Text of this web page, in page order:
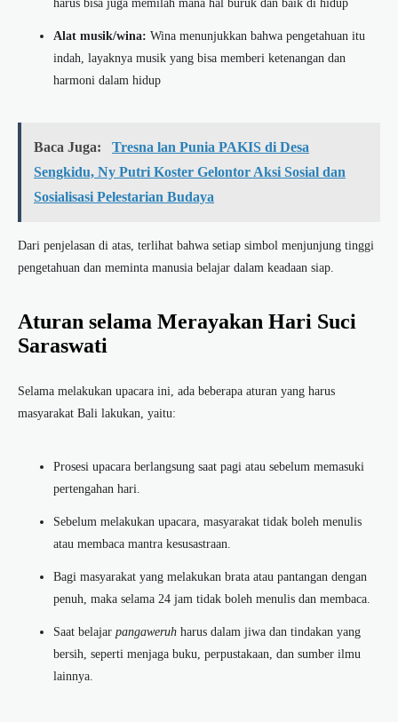
harus bisa juga memilah mana hal buruk dan baik di hidup
Alat musik/wina: Wina menunjukkan bahwa pengetahuan itu
indah, layaknya musik yang bisa memberi ketenangan dan
harmoni dalam hidup
Baca Juga:
Tresna lan Punia PAKIS di Desa
Sengkidu, Ny Putri Koster Gelontor Aksi Sosial dan
Sosialisasi Pelestarian Budaya
Dari penjelasan di atas, terlihat bahwa setiap simbol menjunjung tinggi
pengetahuan dan meminta manusia belajar dalam keadaan siap.
Aturan selama Merayakan Hari Suci
Saraswati
Selama melakukan upacara ini, ada beberapa aturan yang harus
masyarakat Bali lakukan, yaitu:
Prosesi upacara berlangsung saat pagi atau sebelum memasuki
pertengahan hari.
Sebelum melakukan upacara, masyarakat tidak boleh menulis
atau membaca mantra kesusastraan.
Bagi masyarakat yang melakukan brata atau pantangan dengan
penuh, maka selama 24 jam tidak boleh menulis dan membaca.
Saat belajar pangaweruh harus dalam jiwa dan tindakan yang
bersih, seperti menjaga buku, perpustakaan, dan sumber ilmu
lainnya.